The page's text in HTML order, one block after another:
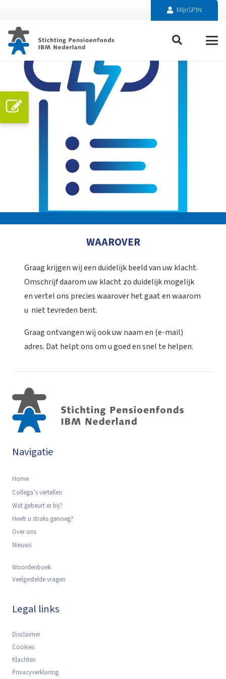
MijnSPIN
WAAROVER
Graag krijgen wij een duidelijk beeld van uw klacht.
Omschrijf daarom uw klacht zo duidelijk mogelijk
en vertel ons precies waarover het gaat en waarom
u niet tevreden bent.
Graag ontvangen wij ook uw naam en (e-mail)
adres. Dat helpt ons om u goed en snel te helpen.
Navigatie
Home
Collega’s vertellen
Wat gebeurt er bij?
Heeft u straks genoeg?
Over ons
Nieuws
Woordenboek
Veelgestelde vragen
Legal links
Disclaimer
Cookies
Klachten
Privacyverklaring